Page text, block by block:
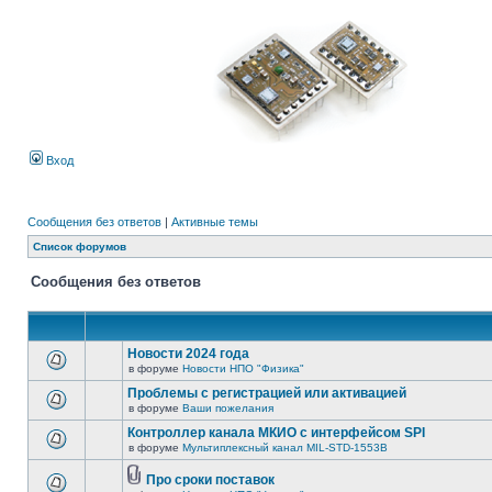
Вход
Сообщения без ответов | Активные темы
Список форумов
Сообщения без ответов
Новости 2024 года
в форуме Новости НПО "Физика"
Проблемы с регистрацией или активацией
в форуме Ваши пожелания
Контроллер канала МКИО с интерфейсом SPI
в форуме Мультиплексный канал MIL-STD-1553B
Про сроки поставок